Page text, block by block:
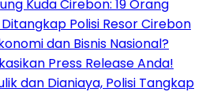
Kuda Cirebon: 19 Orang
Polisi Resor Cirebon
dan Bisnis Nasional?
Press Release Anda!
dan Dianiaya, Polisi Tangkap